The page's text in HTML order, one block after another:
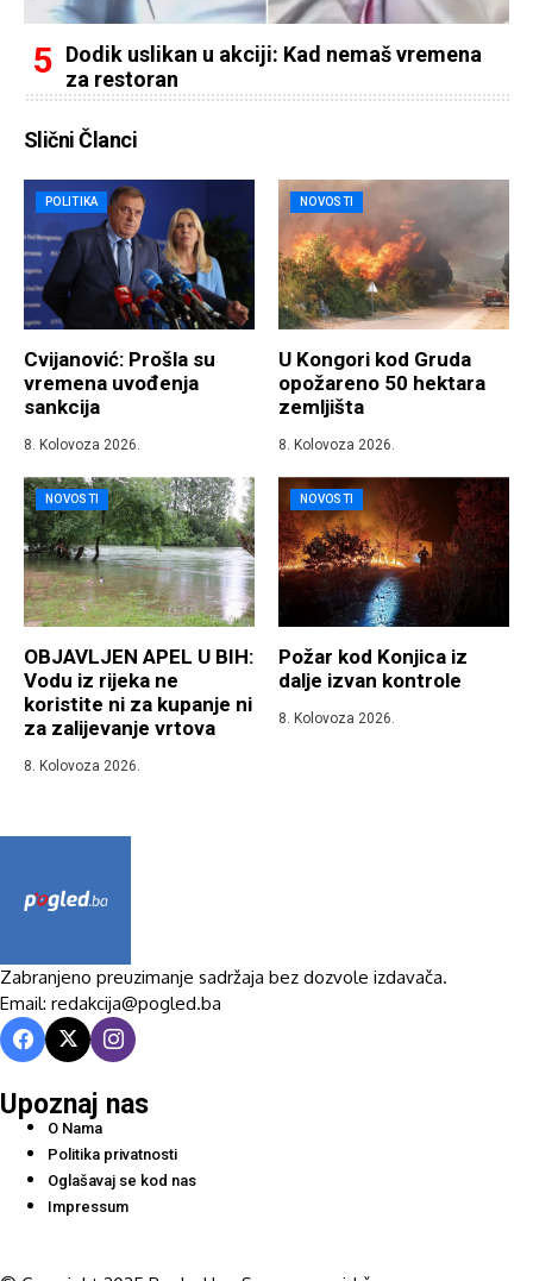
Dodik uslikan u akciji: Kad nemaš vremena
za restoran
Slični Članci
POLITIKA
Cvijanović: Prošla su
vremena uvođenja
sankcija
8. Kolovoza 2026.
NOVOSTI
U Kongori kod Gruda
opožareno 50 hektara
zemljišta
8. Kolovoza 2026.
NOVOSTI
OBJAVLJEN APEL U BIH:
Vodu iz rijeka ne
koristite ni za kupanje ni
za zalijevanje vrtova
8. Kolovoza 2026.
NOVOSTI
Požar kod Konjica iz
dalje izvan kontrole
8. Kolovoza 2026.
Zabranjeno preuzimanje sadržaja bez dozvole izdavača.
Email: redakcija@pogled.ba
Upoznaj nas
O Nama
Politika privatnosti
Oglašavaj se kod nas
Impressum